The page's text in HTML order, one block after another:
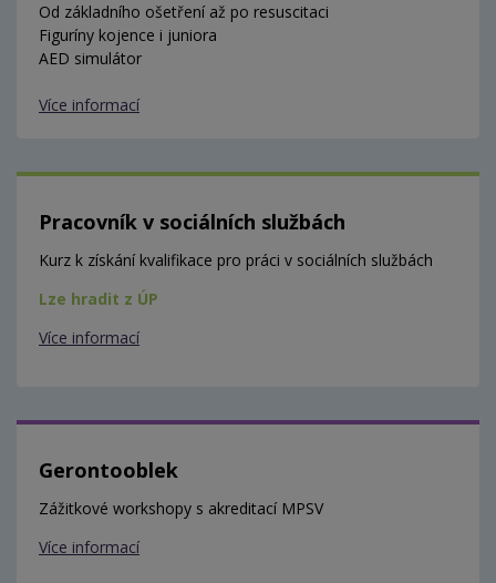
Od základního ošetření až po resuscitaci
Figuríny kojence i juniora
AED simulátor
Více informací
Pracovník v sociálních službách
Kurz k získání kvalifikace pro práci v sociálních službách
Lze hradit z ÚP
Více informací
Gerontooblek
Zážitkové workshopy s akreditací MPSV
Více informací